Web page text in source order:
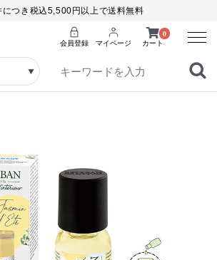
につき税込5,500円以上で送料無料
0
カート
会員登録 マイページ
Menu